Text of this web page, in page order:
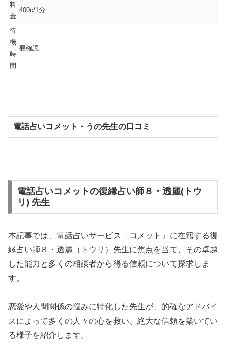
料
金
400c/1分
待
機
時
間
要確認
電話占いコメット・うの先生の口コミ
電話占いコメットの復縁占い師８・透麗(トウ
リ) 先生
本記事では、電話占いサービス「コメット」に在籍する復
縁占い師８・透麗（トウリ）先生に焦点を当て、その卓越
した能力と多くの相談者から得る信頼について探求しま
す。
恋愛や人間関係の悩みに特化した先生が、的確なアドバイ
スによって多くの人々の心を救い、絶大な信頼を築いてい
る様子を紹介します。